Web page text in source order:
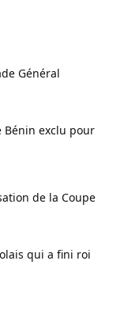
Général
Bénin exclu pour
de la Coupe
qui a fini roi